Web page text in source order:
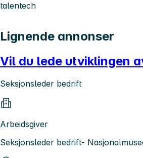
talentech
Lignende annonser
Vil du lede utviklingen
Seksjonsleder bedrift
Arbeidsgiver
Seksjonsleder bedrift-